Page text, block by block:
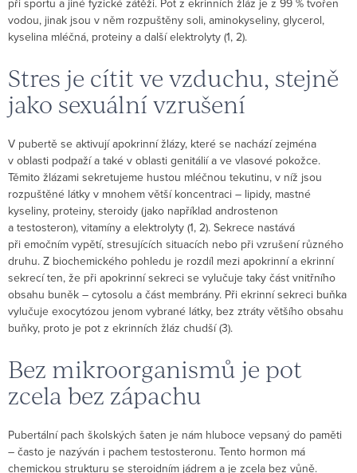
vodou, jinak jsou v něm rozpuštěny soli, aminokyseliny, glycerol,
kyselina mléčná, proteiny a další elektrolyty (1, 2).
Stres je cítit ve vzduchu, stejně
jako sexuální vzrušení
V pubertě se aktivují apokrinní žlázy, které se nachází zejména
v oblasti podpaží a také v oblasti genitálií a ve vlasové pokožce.
Těmito žlázami sekretujeme hustou mléčnou tekutinu, v níž jsou
rozpuštěné látky v mnohem větší koncentraci – lipidy, mastné
kyseliny, proteiny, steroidy (jako například androstenon
a testosteron), vitamíny a elektrolyty (1, 2). Sekrece nastává
při emočním vypětí, stresujících situacích nebo při vzrušení různého
druhu. Z biochemického pohledu je rozdíl mezi apokrinní a ekrinní
sekrecí ten, že při apokrinní sekreci se vylučuje taky část vnitřního
obsahu buněk – cytosolu a část membrány. Při ekrinní sekreci buňka
vylučuje exocytózou jenom vybrané látky, bez ztráty většího obsahu
buňky, proto je pot z ekrinních žláz chudší (3).
Bez mikroorganismů je pot
zcela bez zápachu
Pubertální pach školských šaten je nám hluboce vepsaný do paměti
– často je nazýván i pachem testosteronu. Tento hormon má
chemickou strukturu se steroidním jádrem a je zcela bez vůně.